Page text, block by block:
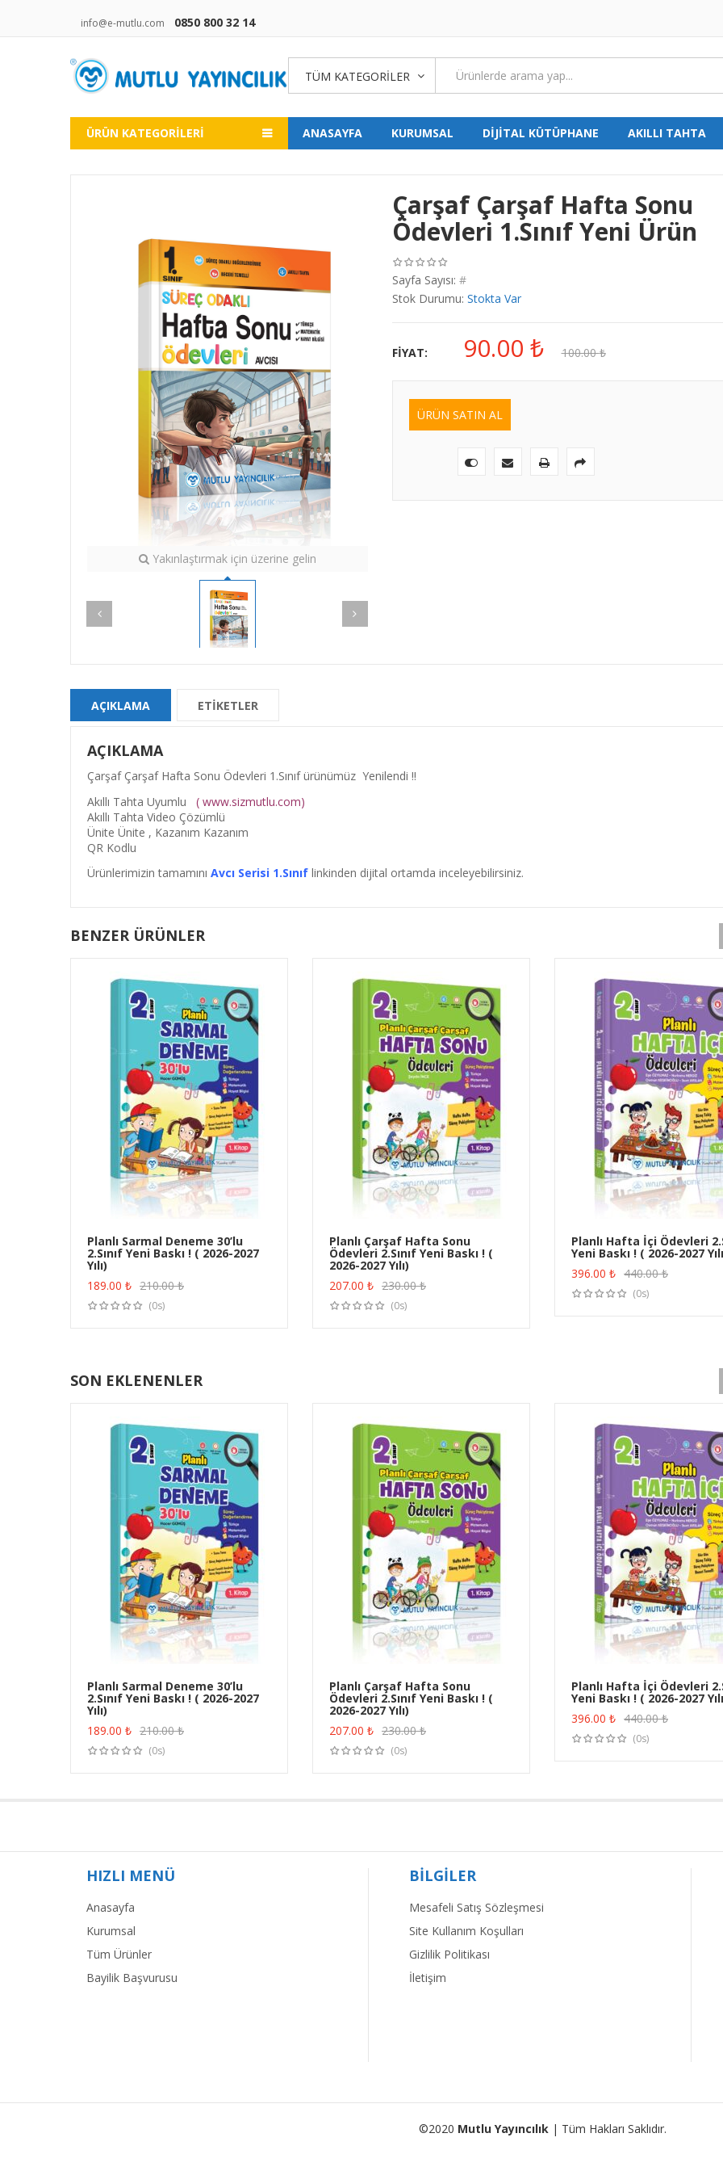
info@e-mutlu.com 0850 800 32 14
TÜM KATEGORILER
ÜRÜN KATEGORILERI ANASAYFA KURUMSAL DİJİTAL KÜTÜPHANE AKILLI TAHTA
Yakınlaştırmak için üzerine gelin
Çarşaf Çarşaf Hafta Sonu
Ödevleri 1.Sınıf Yeni Ürün
Sayfa Sayısı: #
Stok Durumu: Stokta Var
FIYAT: 90.00 ₺ 100.00₺
ÜRÜN SATIN AL
AÇIKLAMA ETIKETLER
AÇIKLAMA
Çarşaf Çarşaf Hafta Sonu Ödevleri 1.Sınıf ürünümüz Yenilendi !!
Akıllı Tahta Uyumlu ( www.sizmutlu.com)
Akıllı Tahta Video Çözümlü
Ünite Ünite , Kazanım Kazanım
QR Kodlu
Ürünlerimizin tamamını Avcı Serisi 1.Sınıf linkinden dijital ortamda inceleyebilirsiniz.
BENZER ÜRÜNLER
ÜRÜN SATIN AL
Planlı Sarmal Deneme 30’lu
2.Sınıf Yeni Baskı ! ( 2026-2027
Yılı)
189.00 ₺ 210.00₺
(0s)
ÜRÜN SATIN AL
Planlı Çarşaf Hafta Sonu
Ödevleri 2.Sınıf Yeni Baskı ! (
2026-2027 Yılı)
207.00 ₺ 230.00₺
(0s)
ÜRÜN SATIN AL
Planlı Hafta İçi Ödevleri
Yeni Baskı ! ( 2026-2027
396.00 ₺ 440.00₺
(0s)
SON EKLENENLER
ÜRÜN SATIN AL
Planlı Sarmal Deneme 30’lu
2.Sınıf Yeni Baskı ! ( 2026-2027
Yılı)
189.00 ₺ 210.00₺
(0s)
ÜRÜN SATIN AL
Planlı Çarşaf Hafta Sonu
Ödevleri 2.Sınıf Yeni Baskı ! (
2026-2027 Yılı)
207.00 ₺ 230.00₺
(0s)
ÜRÜN SATIN AL
Planlı Hafta İçi Ödevleri
Yeni Baskı ! ( 2026-2027
396.00 ₺ 440.00₺
(0s)
HIZLI MENÜ
Anasayfa
Kurumsal
Tüm Ürünler
Bayilik Başvurusu
BİLGİLER
Mesafeli Satış Sözleşmesi
Site Kullanım Koşulları
Gizlilik Politikası
İletişim
©2020 Mutlu Yayıncılık| Tüm Hakları Saklıdır.